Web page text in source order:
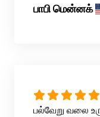
பாபி மென்னக்
பல்வேறு வலை